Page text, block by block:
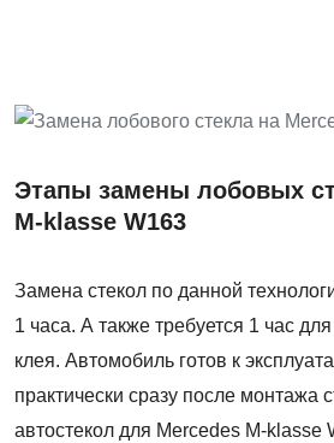
Этапы замены лобовых
M-klasse W163
Замена стекол по данной
1 часа. А также требуется 1 час
клея. Автомобиль готов к
практически сразу после монтажа
автостекол для Mercedes M-klasse